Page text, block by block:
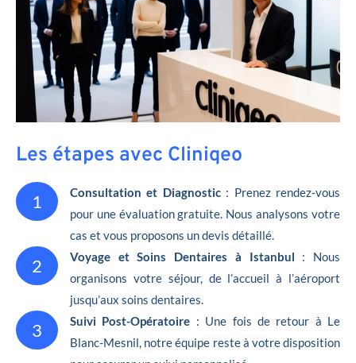
Les étapes avec Cliniqeo
1 Consultation et Diagnostic: Prenez rendez-vous
pour une évaluation gratuite. Nous analysons votre
cas et vous proposons un devis détaillé.
2 Voyage et Soins Dentaires à Istanbul : Nous
organisons votre séjour, de l’accueil à l’aéroport
jusqu’aux soins dentaires.
3 Suivi Post-Opératoire : Une fois de retour à Le
Blanc-Mesnil, notre équipe reste à votre disposition